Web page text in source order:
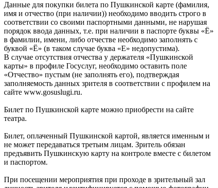
Данные для покупки билета по Пушкинской карте (фамилия,
имя и отчество (при наличии)) необходимо вводить строго в
соответствии со своими паспортными данными, не нарушая
порядок ввода данных, т.е. при наличии в паспорте буквы «Ё»
в фамилии, имени, либо отчестве необходимо заполнять с
буквой «Ё» (в таком случае буква «Е» недопустима).
В случае отсутствия отчества у держателя «Пушкинской
карты» в профиле Госуслуг, необходимо оставить поле
«Отчество» пустым (не заполнять его), подтверждая
заполняемость данных зрителя в соответствии с профилем на
сайте www.gosuslugi.ru.
Билет по Пушкинской карте можно приобрести на сайте
театра.
Билет, оплаченный Пушкинской картой, является именным и
не может передаваться третьим лицам. Зритель обязан
предъявить Пушкинскую карту на контроле вместе с билетом
и паспортом.
При посещении мероприятия при проходе в зрительный зал